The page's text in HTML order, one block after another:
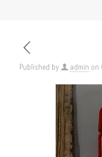
Published by admin on